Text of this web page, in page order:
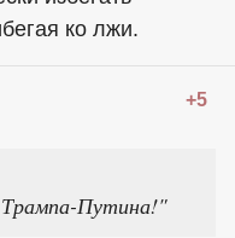
ко лжи.
+5
Трампа-Путина!"